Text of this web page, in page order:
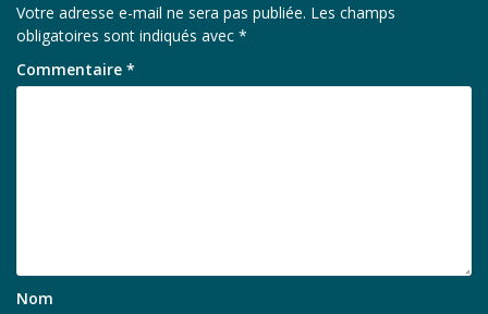
Votre adresse e-mail ne sera pas publiée. Les champs
obligatoires sont indiqués avec *
Commentaire *
Nom